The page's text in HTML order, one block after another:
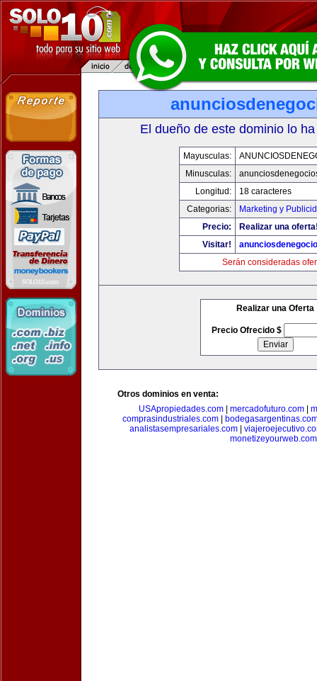
El dueño de este dominio lo
Mayusculas:
Minusculas:
Longitud:
18 caracteres
Categorias:
Marketing y
Precio:
Realizar una
Visitar!
Serán consideradas
Realizar una Oferta
Precio Ofrecido $
Otros dominios en venta:
USApropiedades.com| mercadofuturo.com|
comprasindustriales.com
analistasempresariales.com
monetizeyourweb.com